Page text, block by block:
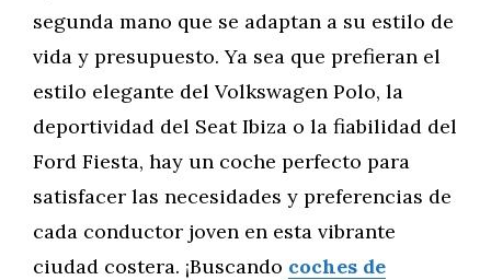
segunda mano que se adaptan a su estilo de
vida y presupuesto. Ya sea que prefieran el
estilo elegante del Volkswagen Polo, la
deportividad del Seat Ibiza o la fiabilidad del
Ford Fiesta, hay un coche perfecto para
satisfacer las necesidades y preferencias de
cada conductor joven en esta vibrante
ciudad costera. ¡Buscando coches de